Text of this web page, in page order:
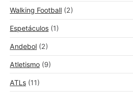
Walking Football (2)
Espetáculos (1)
Andebol (2)
Atletismo (9)
ATLs (11)